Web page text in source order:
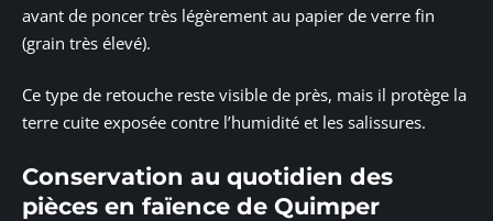
avant de poncer très légèrement au papier de verre fin
(grain très élevé).
Ce type de retouche reste visible de près, mais il protège la
terre cuite exposée contre l’humidité et les salissures.
Conservation au quotidien des
pièces en faïence de Quimper